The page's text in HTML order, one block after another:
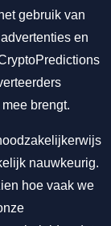
gebruik van
en
brengt.
nauwkeurig.
hoe vaak we